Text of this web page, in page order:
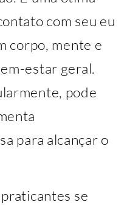
com seu eu
corpo, mente e
estar geral.
pode
para alcançar o
se